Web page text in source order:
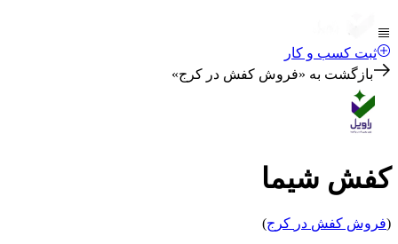
ثبت کسب و کار
بازگشت به «فروش کفش در کرج»
کفش شیما
(فروش کفش در کرج)